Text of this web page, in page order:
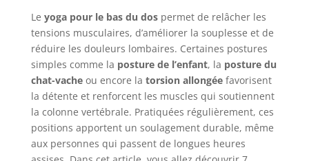
Le yoga pour le bas du dospermet de relâcher les
tensions musculaires, d’améliorer la souplesse et de
réduire les douleurs lombaires. Certaines postures
simples comme la posture de l’enfant, la posture du
chat-vacheou encore la torsion allongéefavorisent
la détente et renforcent les muscles qui soutiennent
la colonne vertébrale. Pratiquées régulièrement, ces
positions apportent un soulagement durable, même
aux personnes qui passent de longues heures